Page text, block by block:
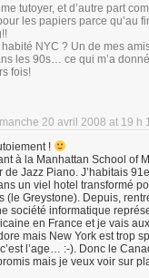
tutoyer, et d’autre part
les papiers parce qu’au
NYC ? Un de mes
les 90s… ce qui m’a donné
fois!
20 avril 2008 at 19 h
!
à la Manhattan School of
de Jazz Piano. J’habitais
un viel hotel transformé
(le Greystone). Depuis,
société informatique
en France et je vais
mais New York est trop
l’age… :-). Donc le
mais je veux voir sur